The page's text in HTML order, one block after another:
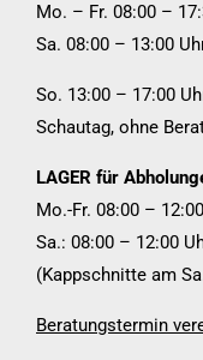
Mo. – Fr. 08:00 –
Sa. 08:00 – 13:00
So. 13:00 – 17:00
Schautag, ohne
LAGER für
Mo.-Fr. 08:00 –
Sa.: 08:00 – 12:00
(Kappschnitte am
Beratungstermin